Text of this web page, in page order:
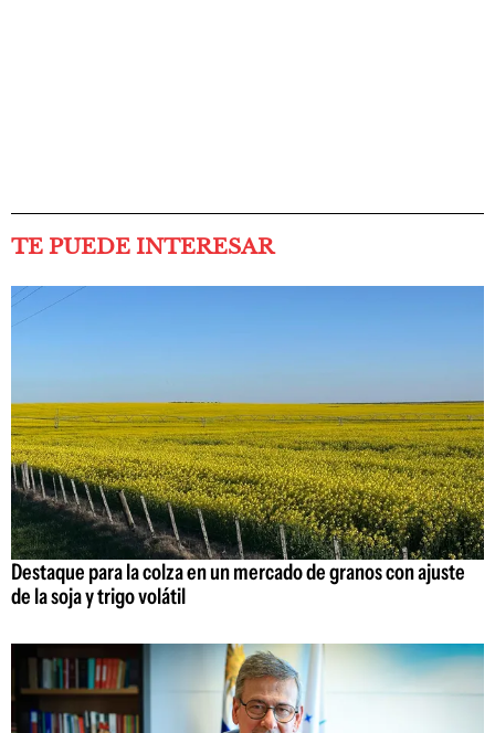
TE PUEDE INTERESAR
Destaque para la colza en un mercado de granos con ajuste
de la soja y trigo volátil